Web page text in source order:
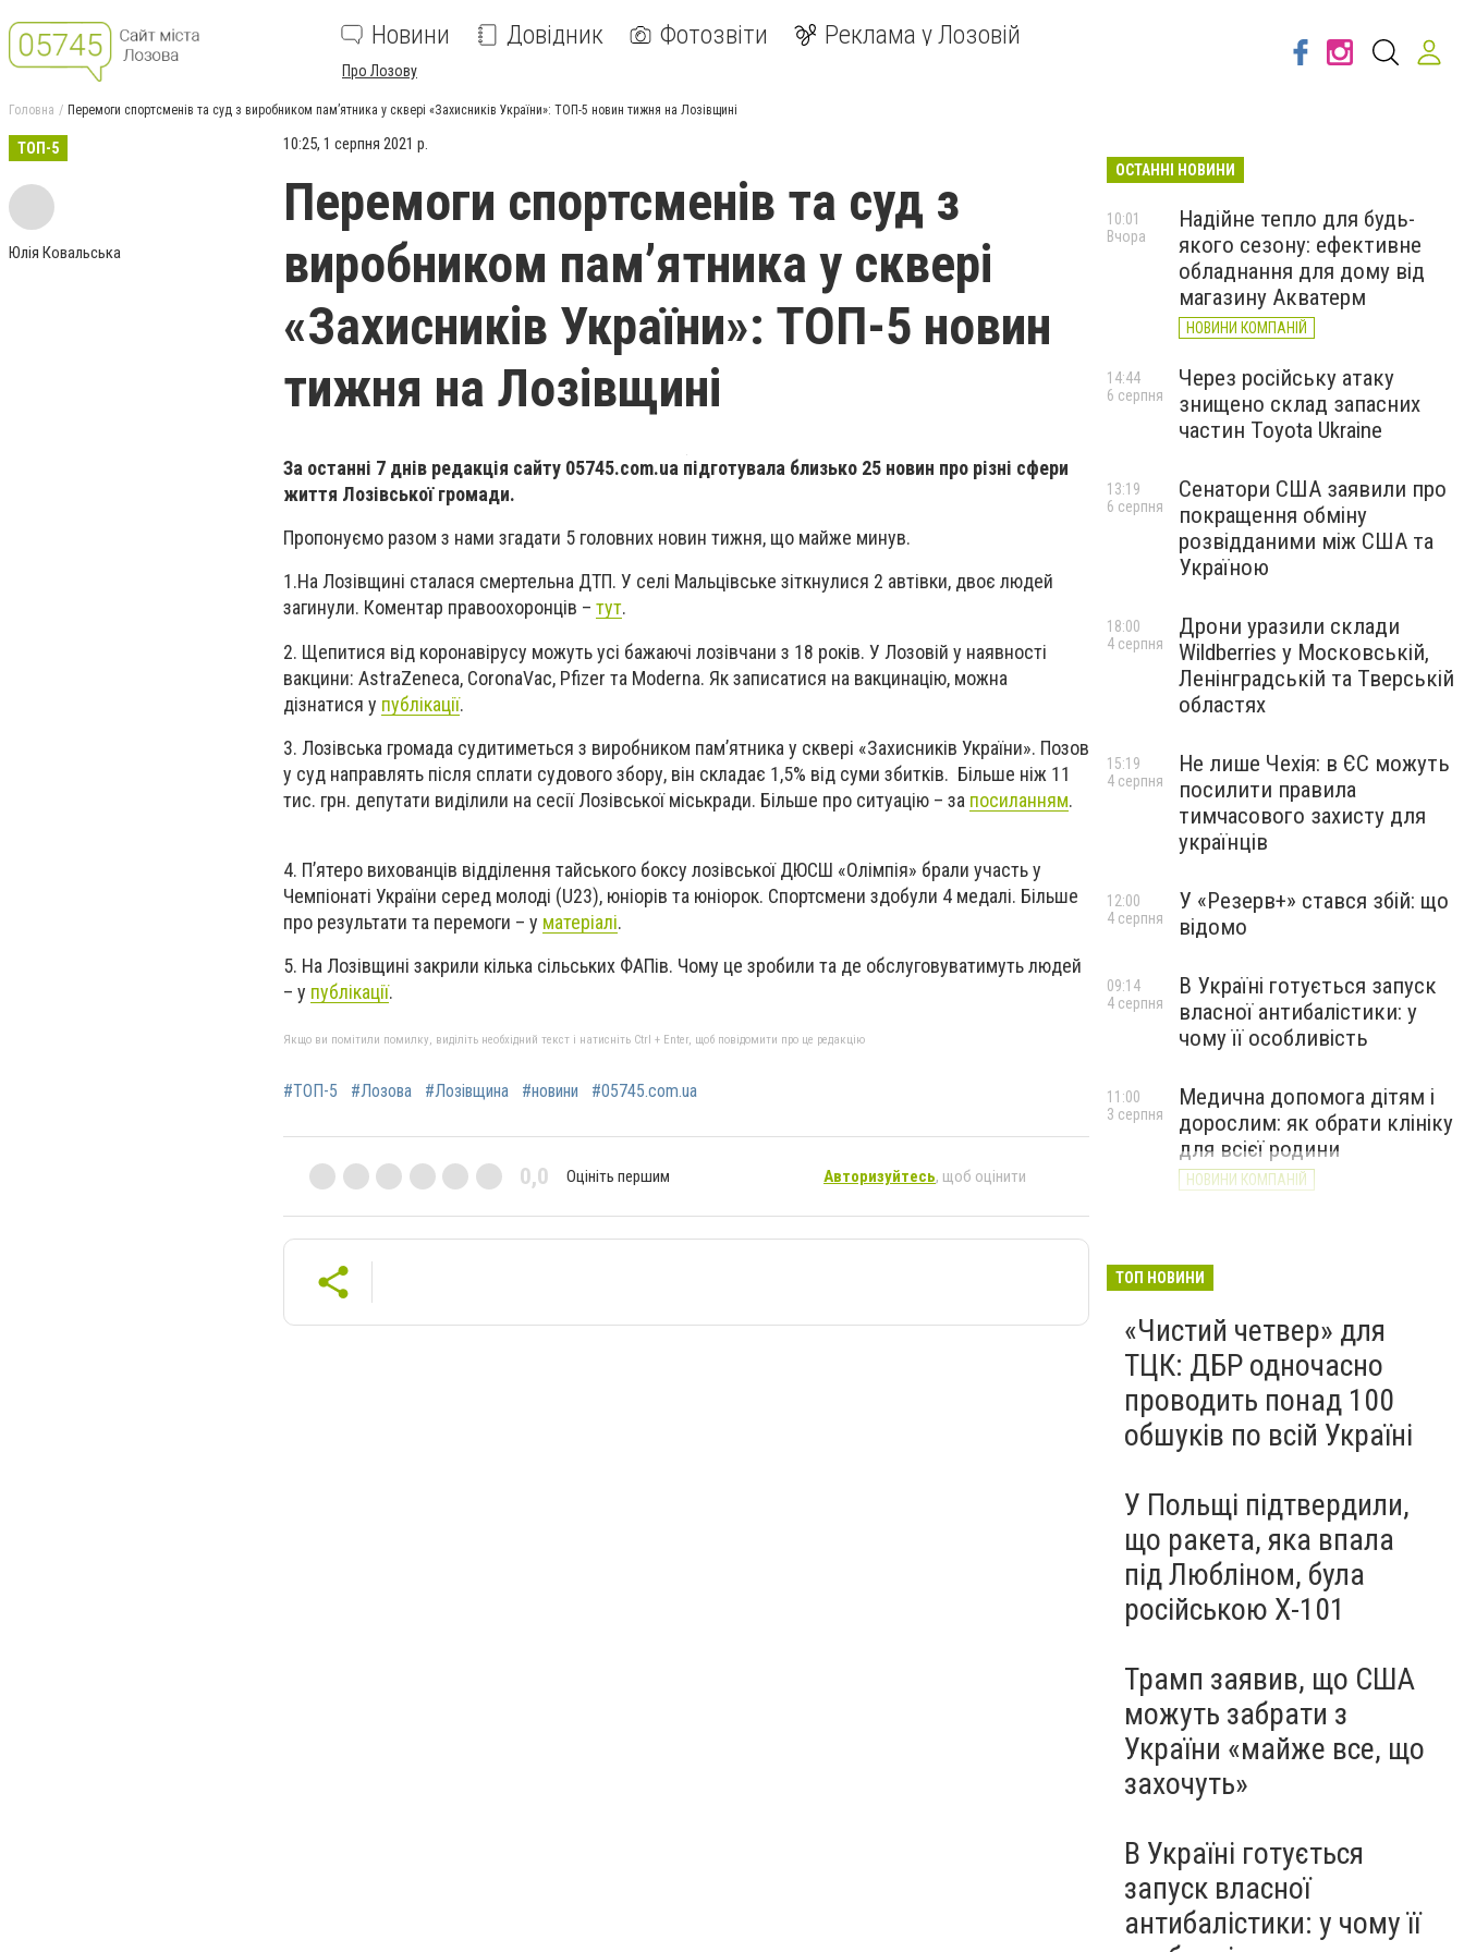
Новини Довідник Фотозвіти Реклама у Лозовій
Про Лозову
Головна Перемоги спортсменів та суд з виробником пам’ятника у сквері «Захисників України»: ТОП-5 новин тижня на Лозівщині
ТОП-5
Юлія Ковальська
10:25, 1 серпня 2021 р.
Перемоги спортсменів та суд з
виробником пам’ятника у сквері
«Захисників України»: ТОП-5 новин
тижня на Лозівщині
За останні 7 днів редакція сайту 05745.com.ua підготувала близько 25 новин про різні сфери
життя Лозівської громади.
Пропонуємо разом з нами згадати 5 головних новин тижня, що майже минув.
1.На Лозівщині сталася смертельна ДТП. У селі Мальцівське зіткнулися 2 автівки, двоє людей
загинули. Коментар правоохоронців – тут.
2. Щепитися від коронавірусу можуть усі бажаючі лозівчани з 18 років. У Лозовій у наявності
вакцини: AstraZeneca, CoronaVac, Pfizer та Moderna. Як записатися на вакцинацію, можна
дізнатися у публікації.
3. Лозівська громада судитиметься з виробником пам’ятника у сквері «Захисників України». Позов
у суд направлять після сплати судового збору, він складає 1,5% від суми збитків. Більше ніж 11
тис. грн. депутати виділили на сесії Лозівської міськради. Більше про ситуацію – за посиланням.
4. П’ятеро вихованців відділення тайського боксу лозівської ДЮСШ «Олімпія» брали участь у
Чемпіонаті України серед молоді (U23), юніорів та юніорок. Спортсмени здобули 4 медалі. Більше
про результати та перемоги – у матеріалі.
5. На Лозівщині закрили кілька сільських ФАПів. Чому це зробили та де обслуговуватимуть людей
– у публікації.
Якщо ви помітили помилку, виділіть необхідний текст і натисніть Ctrl + Enter, щоб повідомити про це редакцію
#ТОП-5 #Лозова #Лозівщина #новини #05745.com.ua
0,0 Оцініть першим Авторизуйтесь, щоб оцінити
ОСТАННІ НОВИНИ
Надійне тепло для будь-
якого сезону: ефективне
обладнання для дому від
магазину Акватерм
НОВИНИ КОМПАНІЙ
10:01
Вчора
Через російську атаку
знищено склад запасних
частин Toyota Ukraine
14:44
6 серпня
Сенатори США заявили про
покращення обміну
розвідданими між США та
Україною
13:19
6 серпня
Дрони уразили склади
Wildberries у Московській,
Ленінградській та Тверській
областях
18:00
4 серпня
Не лише Чехія: в ЄС можуть
посилити правила
тимчасового захисту для
українців
15:19
4 серпня
У «Резерв+» стався збій: що
відомо
12:00
4 серпня
В Україні готується запуск
власної антибалістики: у
чому її особливість
09:14
4 серпня
Медична допомога дітям і
дорослим: як обрати клініку
для всієї родини
НОВИНИ КОМПАНІЙ
11:00
3 серпня
ТОП НОВИНИ
«Чистий четвер» для
ТЦК: ДБР одночасно
проводить понад 100
обшуків по всій Україні
У Польщі підтвердили,
що ракета, яка впала
під Любліном, була
російською Х-101
Трамп заявив, що США
можуть забрати з
України «майже все, що
захочуть»
В Україні готується
запуск власної
антибалістики: у чому її